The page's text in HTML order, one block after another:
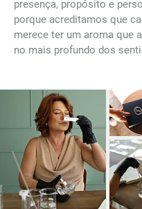
presença, propósito e
porque acreditamos que
merece ter um aroma que
no mais profundo dos